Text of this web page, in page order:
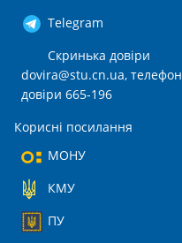
Telegram
Скринька довіри
dovira@stu.cn.ua, телефон
довіри 665-196
Корисні посилання
МОНУ
КМУ
ПУ